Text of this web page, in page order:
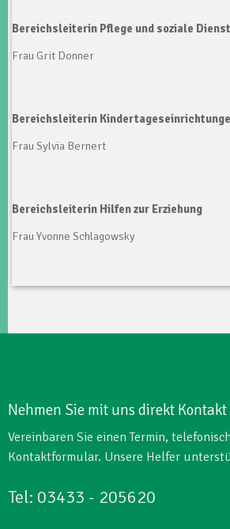
Bereichsleiterin Pflege und soziale
Frau Grit Donner
Bereichsleiterin
Frau Sylvia Bernert
Bereichsleiterin Hilfen zur Erziehung
Frau Yvonne Schlagowsky
Nehmen Sie mit uns direkt
Vereinbaren Sie einen Termin,
Kontaktformular. Unsere Helfer
Tel: 03433 - 205620